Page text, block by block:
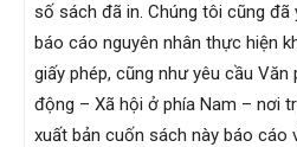
số sách đã in. Chúng tôi cũng đã
báo cáo nguyên nhân thực hiện
giấy phép, cũng như yêu cầu Văn
động – Xã hội ở phía Nam – nơi
xuất bản cuốn sách này báo cáo